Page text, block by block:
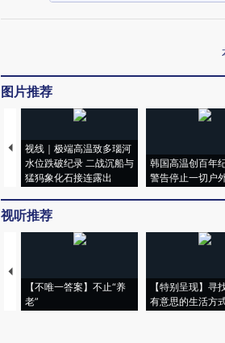
图片推荐
视线｜极端高温致多瑙河
水位跌破纪录 二战沉船与
猛犸象化石接连露出
韩国高温创百年
警告停止一切户
视听推荐
【不唯一答案】不止“养
老”
【特别呈现】寻
有意思的生活方